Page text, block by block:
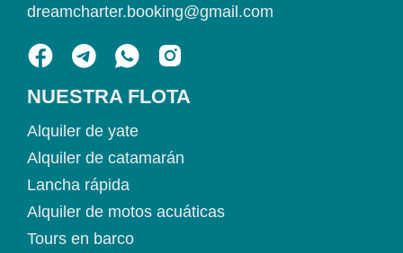
NUESTRA FLOTA
Alquiler de yate
Alquiler de catamarán
Lancha rápida
Alquiler de motos acuáticas
Tours en barco
dreamcharter.booking@gmail.com